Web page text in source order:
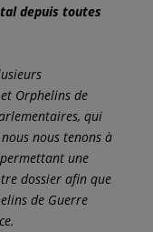
depuis toutes
Orphelins de
qui
nous tenons à
une
dossier afin que
de Guerre